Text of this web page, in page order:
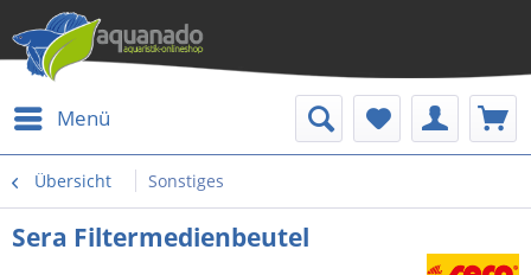
Menü
Übersicht Sonstiges
Sera Filtermedienbeutel